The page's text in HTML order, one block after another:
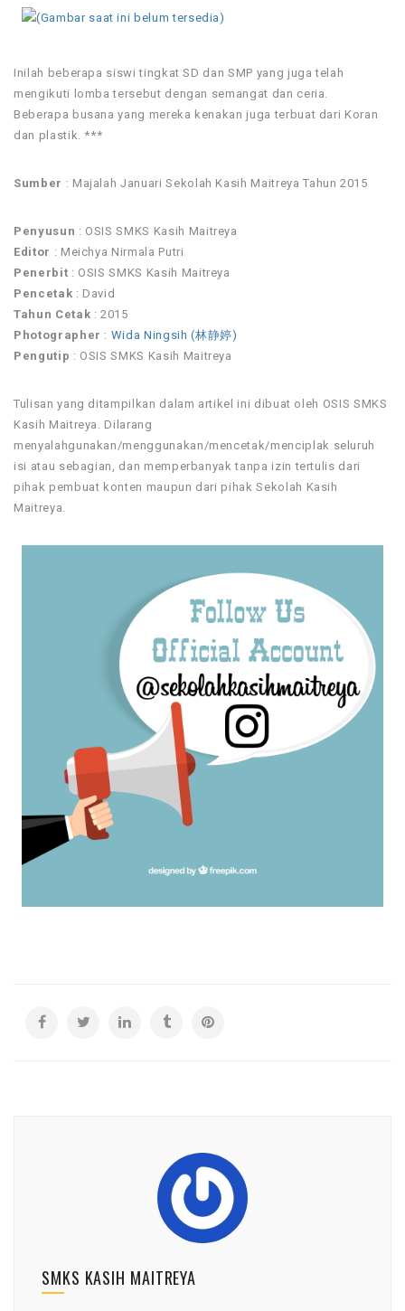
Inilah beberapa siswi tingkat SD dan SMP yang juga telah
mengikuti lomba tersebut dengan semangat dan ceria.
Beberapa busana yang mereka kenakan juga terbuat dari Koran
dan plastik. ***
Sumber : Majalah Januari Sekolah Kasih Maitreya Tahun 2015
Penyusun : OSIS SMKS Kasih Maitreya
Editor : Meichya Nirmala Putri
Penerbit : OSIS SMKS Kasih Maitreya
Pencetak : David
Tahun Cetak : 2015
Photographer : Wida Ningsih (林静婷)
Pengutip : OSIS SMKS Kasih Maitreya
Tulisan yang ditampilkan dalam artikel ini dibuat oleh OSIS SMKS
Kasih Maitreya. Dilarang
menyalahgunakan/menggunakan/mencetak/menciplak seluruh
isi atau sebagian, dan memperbanyak tanpa izin tertulis dari
pihak pembuat konten maupun dari pihak Sekolah Kasih
Maitreya.
SMKS KASIH MAITREYA